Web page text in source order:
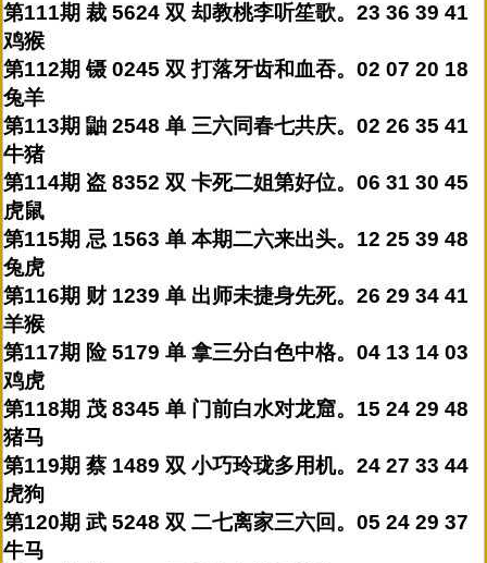
第111期 裁 5624 双 却教桃李听笙歌。23 36 39 41
鸡猴
第112期 镊 0245 双 打落牙齿和血吞。02 07 20 18
兔羊
第113期 鼬 2548 单 三六同春七共庆。02 26 35 41
牛猪
第114期 盗 8352 双 卡死二姐第好位。06 31 30 45
虎鼠
第115期 忌 1563 单 本期二六来出头。12 25 39 48
兔虎
第116期 财 1239 单 出师未捷身先死。26 29 34 41
羊猴
第117期 险 5179 单 拿三分白色中格。04 13 14 03
鸡虎
第118期 茂 8345 单 门前白水对龙窟。15 24 29 48
猪马
第119期 蔡 1489 双 小巧玲珑多用机。24 27 33 44
虎狗
第120期 武 5248 双 二七离家三六回。05 24 29 37
牛马